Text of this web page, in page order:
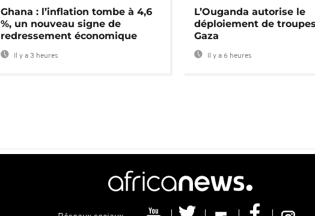
Ghana : l’inflation tombe à 4,6
%, un nouveau signe de
redressement économique
Il y a 3 heures
L’Ouganda autorise le
déploiement de
Gaza
Il y a 6 heures